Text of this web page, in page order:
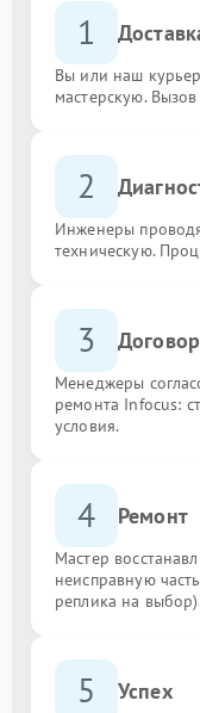
1
Вы или наш
мастерскую.
2
Инженеры
техническую.
3 Договор
Менеджеры
ремонта Infocus:
условия.
4 Ремонт
Мастер
неисправную
реплика на выбор).
5 Успех